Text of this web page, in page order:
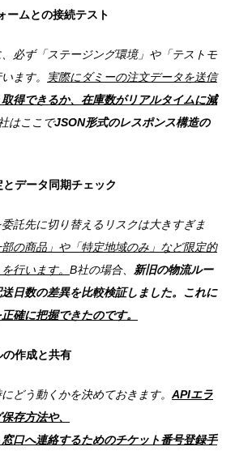
ームとの接続テスト
必ず「ステージング環境」や「テストモ
ます。
実際にダミーの注文データを送信
得できるか、在庫数がリアルタイムに減
はここでJSON形式のレスポンス構造の
データ同期チェック
託先に切り替えるリスクは大きすぎま
の商品」や「特定地域のみ」など限定的
行います。 B社の場合、 新旧の物流ルー
日数の差異を比較検証しました。これに
確に把握できたのです。
作成と共有
どう動くかを決めておきます。 APIエラ
存方法や、
口へ連絡するためのチケット番号登録手